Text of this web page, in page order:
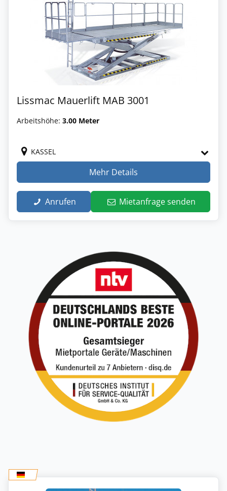
Lissmac Mauerlift MAB 3001
Arbeitshöhe: 3.00 Meter
KASSEL
Mehr Details
Anrufen Mietanfrage senden